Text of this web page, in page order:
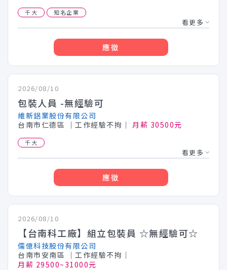
千大 知名企業
看更多
應徵
2026/08/10
包裝人員 -無經驗可
維新鋁業股份有限公司
台南市仁德區
│工作經驗不拘│ 月薪 30500元
千大
看更多
應徵
2026/08/10
【台南科工廠】組立包裝員 ☆無經驗可☆
儒億科技股份有限公司
台南市安南區
│工作經驗不拘│
月薪 29500~31000元